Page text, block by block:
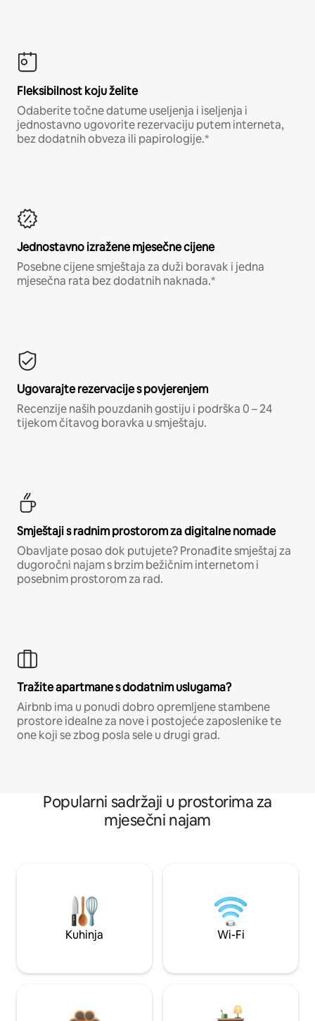
Fleksibilnost koju želite
Odaberite točne datume useljenja i iseljenja i
jednostavno ugovorite rezervaciju putem interneta,
bez dodatnih obveza ili papirologije.*
Jednostavno izražene mjesečne cijene
Posebne cijene smještaja za duži boravak i jedna
mjesečna rata bez dodatnih naknada.*
Ugovarajte rezervacije s povjerenjem
Recenzije naših pouzdanih gostiju i podrška 0 – 24
tijekom čitavog boravka u smještaju.
Smještaji s radnim prostorom za digitalne nomade
Obavljate posao dok putujete? Pronađite smještaj za
dugoročni najam s brzim bežičnim internetom i
posebnim prostorom za rad.
Tražite apartmane s dodatnim uslugama?
Airbnb ima u ponudi dobro opremljene stambene
prostore idealne za nove i postojeće zaposlenike te
one koji se zbog posla sele u drugi grad.
Popularni sadržaji u prostorima za
mjesečni najam
Kuhinja Wi-Fi